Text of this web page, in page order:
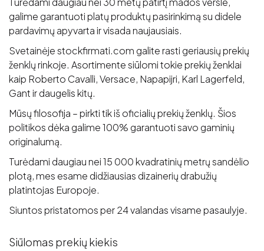
galime garantuoti platų produktų pasirinkimą su didele
pardavimų apyvarta ir visada naujausiais.
Svetainėje stockfirmati.com galite rasti geriausių prekių
ženklų rinkoje. Asortimente siūlomi tokie prekių ženklai
kaip Roberto Cavalli, Versace, Napapijri, Karl Lagerfeld,
Gant ir daugelis kitų.
Mūsų filosofija – pirkti tik iš oficialių prekių ženklų. Šios
politikos dėka galime 100% garantuoti savo gaminių
originalumą.
Turėdami daugiau nei 15 000 kvadratinių metrų sandėlio
plotą, mes esame didžiausias dizainerių drabužių
platintojas Europoje.
Siuntos pristatomos per 24 valandas visame pasaulyje.
Siūlomas prekių kiekis